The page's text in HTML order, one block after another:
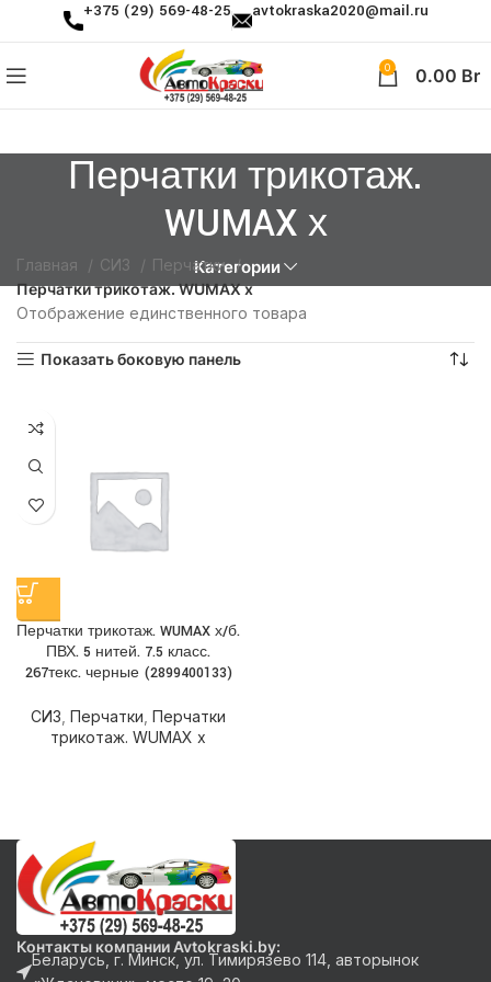
+375 (29) 569-48-25 avtokraska2020@mail.ru
0 0.00 Br
Перчатки трикотаж.
WUMAX х
Категории
Главная СИЗ
Перчатки
Перчатки трикотаж. WUMAX х
Отображение единственного товара
Показать боковую панель
Перчатки трикотаж. WUMAX х/б.
ПВХ. 5 нитей. 7.5 класс.
267текс. черные (2899400133)
СИЗ Перчатки Перчатки
трикотаж. WUMAX х
Контакты компании Avtokraski.by:
Беларусь, г. Минск, ул. Тимирязево 114, авторынок